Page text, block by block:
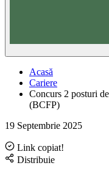
Acasă
Cariere
Concurs 2 posturi
(BCFP)
19 Septembrie 2025
Link copiat!
Distribuie